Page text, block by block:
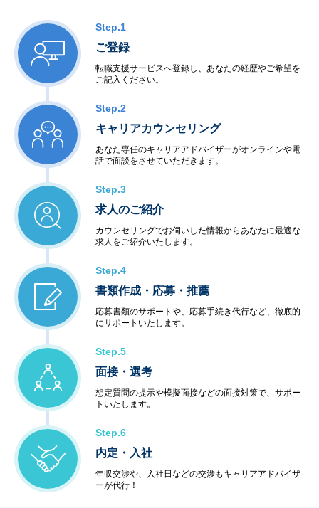
Step.1
ご登録
転職支援サービスへ登録し、あなたの経歴やご希望を
ご記入ください。
Step.2
キャリアカウンセリング
あなた専任のキャリアアドバイザーがオンラインや電
話で面談をさせていただきます。
Step.3
求人のご紹介
カウンセリングでお伺いした情報からあなたに最適な
求人をご紹介いたします。
Step.4
書類作成・応募・推薦
応募書類のサポートや、応募手続き代行など、徹底的
にサポートいたします。
Step.5
面接・選考
想定質問の提示や模擬面接などの面接対策で、サポー
トいたします。
Step.6
内定・入社
年収交渉や、入社日などの交渉もキャリアアドバイザ
ーが代行！